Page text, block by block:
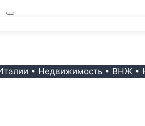
• Недвижимость • ВНЖ •